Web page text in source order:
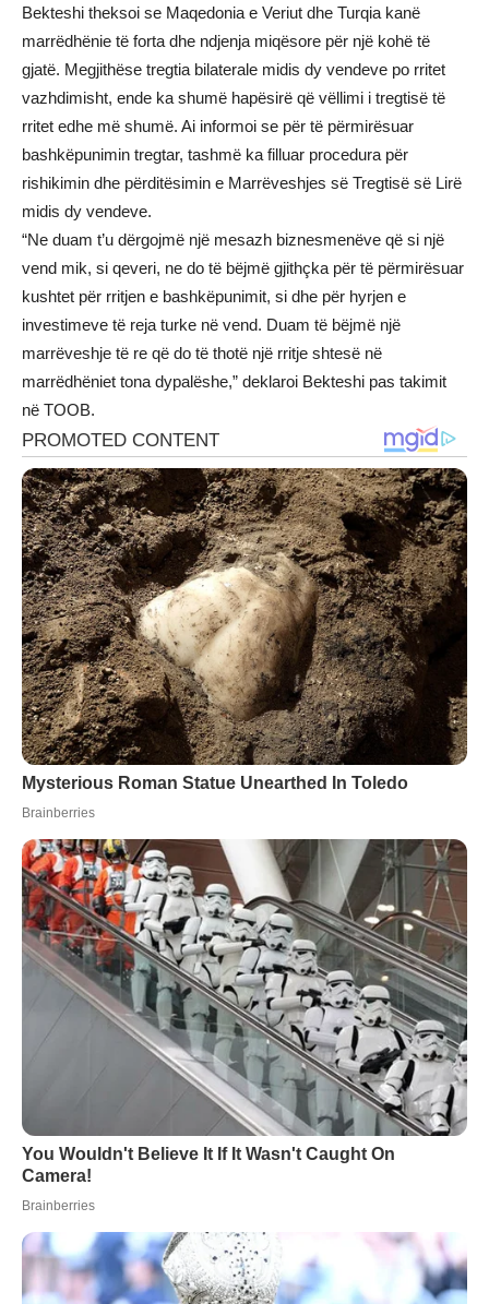
Bekteshi theksoi se Maqedonia e Veriut dhe Turqia kanë
marrëdhënie të forta dhe ndjenja miqësore për një kohë të
gjatë. Megjithëse tregtia bilaterale midis dy vendeve po rritet
vazhdimisht, ende ka shumë hapësirë ​​që vëllimi i tregtisë të
rritet edhe më shumë. Ai informoi se për të përmirësuar
bashkëpunimin tregtar, tashmë ka filluar procedura për
rishikimin dhe përditësimin e Marrëveshjes së Tregtisë së Lirë
midis dy vendeve.
“Ne duam t’u dërgojmë një mesazh biznesmenëve që si një
vend mik, si qeveri, ne do të bëjmë gjithçka për të përmirësuar
kushtet për rritjen e bashkëpunimit, si dhe për hyrjen e
investimeve të reja turke në vend. Duam të bëjmë një
marrëveshje të re që do të thotë një rritje shtesë në
marrëdhëniet tona dypalëshe,” deklaroi Bekteshi pas takimit
në TOOB.